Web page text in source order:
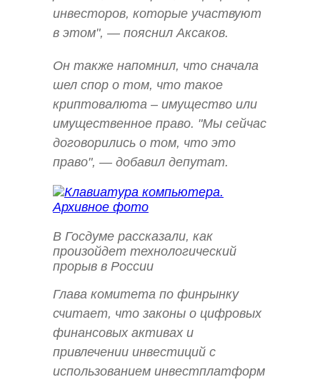
инвесторов, которые участвуют
в этом", — пояснил Аксаков.
Он также напомнил, что сначала
шел спор о том, что такое
криптовалюта – имущество или
имущественное право. "Мы сейчас
договорились о том, что это
право", — добавил депутат.
В Госдуме рассказали, как
произойдет технологический
прорыв в России
Глава комитета по финрынку
считает, что законы о цифровых
финансовых активах и
привлечении инвестиций с
использованием инвестплатформ